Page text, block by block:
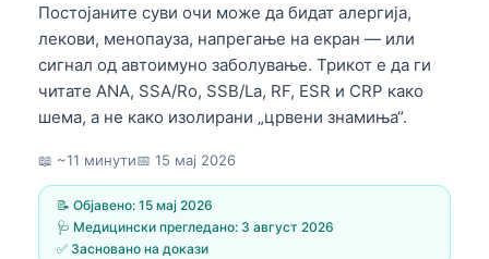
Постојаните суви очи може да бидат алергија,
лекови, менопауза, напрегање на екран — или
сигнал од автоимуно заболување. Трикот е да ги
читате ANA, SSA/Ro, SSB/La, RF, ESR и CRP како
шема, а не како изолирани „црвени знамиња“.
📖 ~11 минути📅 15 мај 2026
📝 Објавено: 15 мај 2026
🩺 Медицински прегледано: 3 август 2026
✅ Засновано на докази